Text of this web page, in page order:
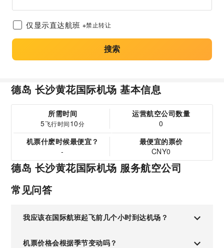
仅显示直达航班 ※禁止转让
搜索
德岛 长沙黄花国际机场 基本信息
所需时间
5飞行时间10分
运营航空公司数量
0
机票什麽时候最便宜？
-
最便宜的票价
CNY0
德岛 长沙黄花国际机场 服务航空公司
常见问答
我应该在国际航班起飞前几个小时到达机场？
机票价格会根据季节变动吗？